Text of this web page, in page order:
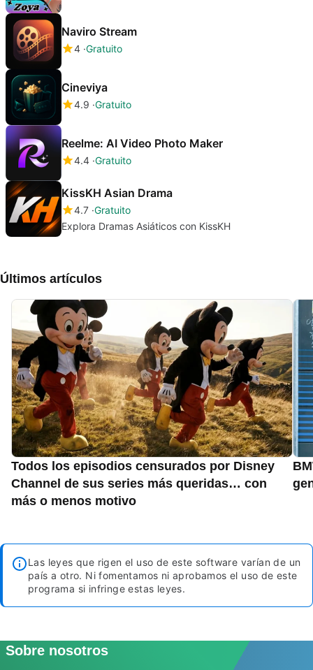
Naviro Stream
4 Gratuito
Cineviya
4.9 Gratuito
Reelme: AI Video Photo Maker
4.4 Gratuito
KissKH Asian Drama
4.7 Gratuito
Explora Dramas Asiáticos con KissKH
Últimos artículos
Todos los episodios censurados por Disney
Channel de sus series más queridas… con
más o menos motivo
Las leyes que rigen el uso de este software varían de un
país a otro. Ni fomentamos ni aprobamos el uso de este
programa si infringe estas leyes.
Sobre nosotros